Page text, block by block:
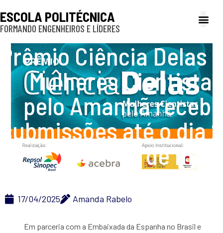
ESCOLA POLITÉCNICA
FORMANDO ENGENHEIROS E LÍDERES
Prêmio Ciência Delas –
Mulheres Cientistas
pelo Amanhã recebe
submissões até o dia 2
de maio
17/04/2025 Amanda Rabelo
Em parceria com a Embaixada da Espanha no Brasil e